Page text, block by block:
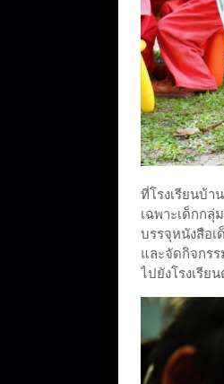
ที่โรงเรียนบ้า
เฉพาะเด็กก
บรรจุหนังสือเ
และจัดกิจกรร
ไปยังโรงเรีย